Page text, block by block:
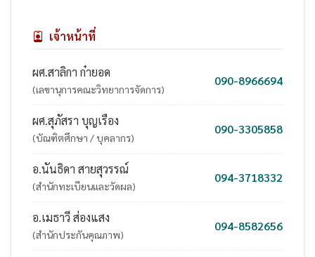
เจ้าหน้าที่
ผศ.สาลิกา ก๋ายอด
(เลขานุการคณะวิทยาการจัดการ)
090-8966694
ผศ.สุภัสรา บุญเรือง
(บัณฑิตศึกษา / บุคลากร)
090-3305858
อ.นันธิดา สายสุวรรณ์
(สำนักทะเบียนและวัดผล)
094-3718332
อ.เมธาวี ส่องแสง
(สำนักประกันคุณภาพ)
094-8582656